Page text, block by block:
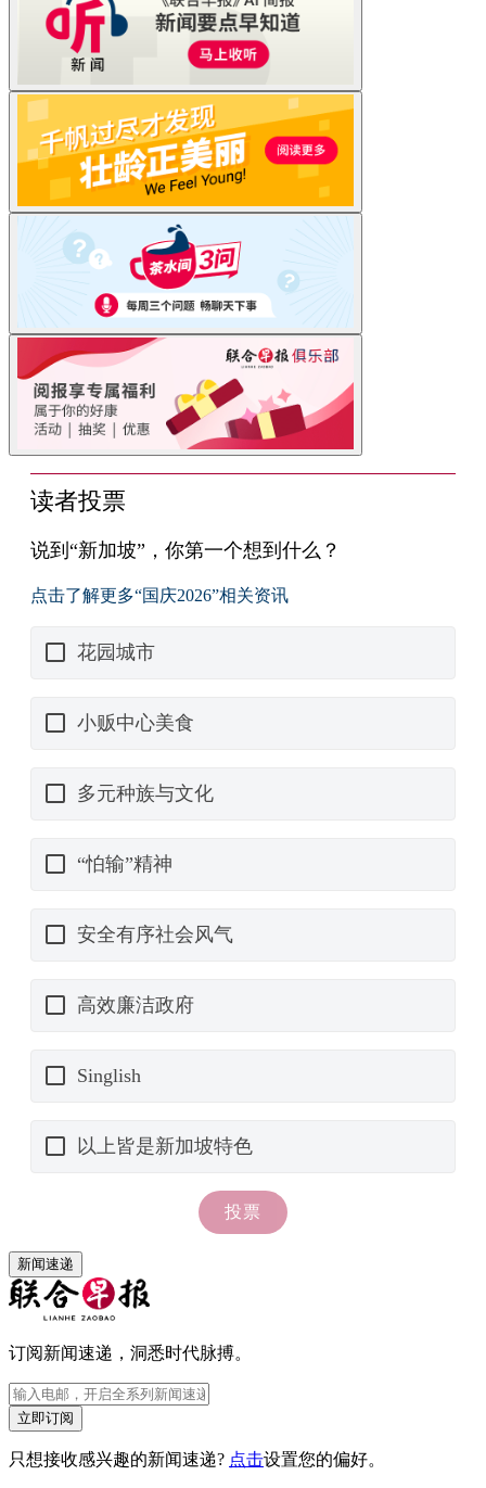
新闻速递
订阅新闻速递，洞悉时代脉搏。
立即订阅
只想接收感兴趣的新闻速递? 点击设置您的偏好。